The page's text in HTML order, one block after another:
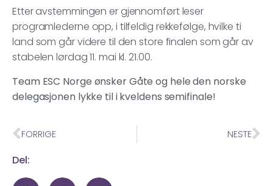
Etter avstemmingen er gjennomført leser
programlederne opp, i tilfeldig rekkefølge, hvilke ti
land som går videre til den store finalen som går av
stabelen lørdag 11. mai kl. 21.00.
Team ESC Norge ønsker Gåte og hele den norske
delegasjonen lykke til i kveldens semifinale!
FORRIGE NESTE
Del: